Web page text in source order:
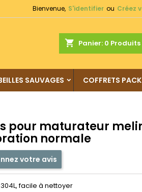
Bienvenue, S'identifier ou Créez
shopping_cart Panier: 0 Produits
SAUVAGES COFFRETS PACK
pour maturateur
normale
votre avis
facile à nettoyer